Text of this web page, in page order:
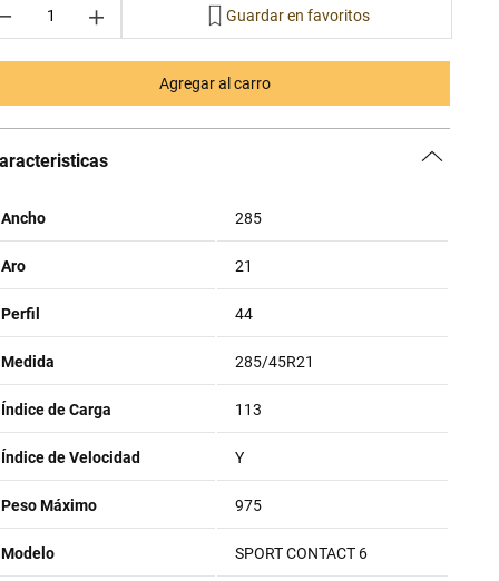
＋
Agregar al carro
Ancho 285
Aro 21
Perfil 44
Medida 285/45R21
Índice de Carga 113
Índice de Velocidad Y
Peso Máximo 975
Modelo SPORT CONTACT 6